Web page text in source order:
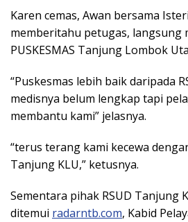
Karen cemas, Awan bersama
memberitahu petugas, langsung
PUSKESMAS Tanjung Lombok
“Puskesmas lebih baik daripada
medisnya belum lengkap tapi
membantu kami” jelasnya.
“terus terang kami kecewa
Tanjung KLU,” ketusnya.
Sementara pihak RSUD Tanjung
ditemui radarntb.com, Kabid